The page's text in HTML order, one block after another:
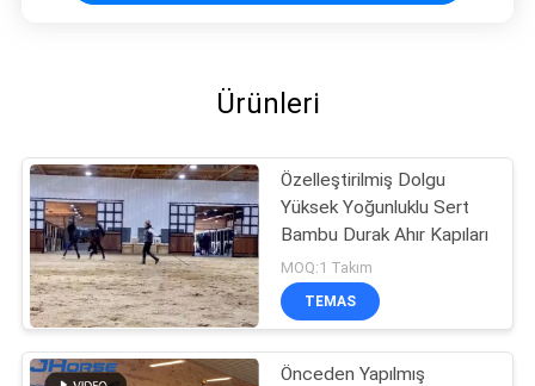
Ürünleri
Özelleştirilmiş Dolgu
Yüksek Yoğunluklu Sert
Bambu Durak Ahır Kapıları
MOQ:1 Takım
TEMAS
Önceden Yapılmış